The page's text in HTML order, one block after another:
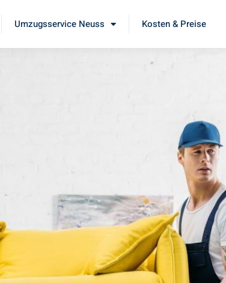
Umzugsservice Neuss Kosten & Preise